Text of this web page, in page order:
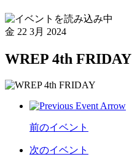
金 22 3月 2024
WREP 4th FRIDAY
前のイベント
次のイベント